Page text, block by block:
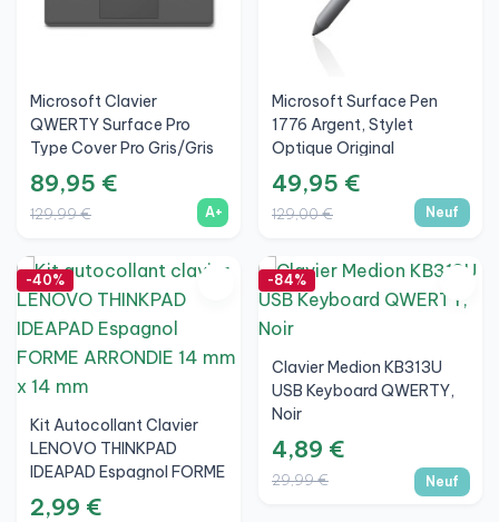
Microsoft Clavier
QWERTY Surface Pro
Type Cover Pro Gris/Gris
Nuit Pro 3/4/5/6/7 UK
(M1725), A+
89,95 €
129,99 € A+
Microsoft Surface Pen
1776 Argent, Stylet
Optique Original
Compatible Avec Surface
Pro, Go Et Studio, Neuf
49,95 €
129,00 € Neuf
-40%
Kit Autocollant Clavier
LENOVO THINKPAD
IDEAPAD Espagnol FORME
ARRONDIE 14 Mm X 14 Mm
2,99 €
-84%
Clavier Medion KB313U
USB Keyboard QWERTY,
Noir
4,89 €
29,99 € Neuf